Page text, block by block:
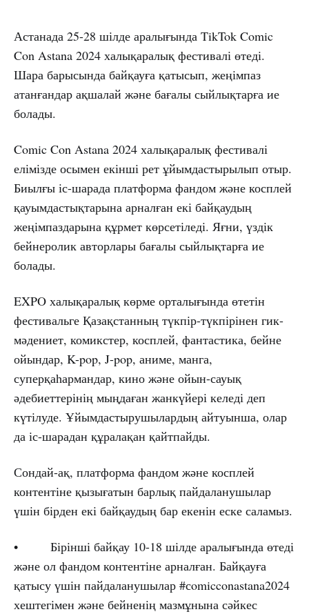
Астанада 25-28 шілде аралығында TikTok Comic
Con Astana 2024 халықаралық фестивалі өтеді.
Шара барысында байқауға қатысып, жеңімпаз
атанғандар ақшалай және бағалы сыйлықтарға ие
болады.
Comic Con Astana 2024 халықаралық фестивалі
елімізде осымен екінші рет ұйымдастырылып отыр.
Биылғы іс-шарада платформа фандом және косплей
қауымдастықтарына арналған екі байқаудың
жеңімпаздарына құрмет көрсетіледі. Яғни, үздік
бейнеролик авторлары бағалы сыйлықтарға ие
болады.
EXPO халықаралық көрме орталығында өтетін
фестивальге Қазақстанның түкпір-түкпірінен гик-
мәдениет, комикстер, косплей, фантастика, бейне
ойындар, K-pop, J-pop, аниме, манга,
суперқаһармандар, кино және ойын-сауық
әдебиеттерінің мыңдаған жанкүйері келеді деп
күтілуде. Ұйымдастырушылардың айтуынша, олар
да іс-шарадан құралақан қайтпайды.
Сондай-ақ, платформа фандом және косплей
контентіне қызығатын барлық пайдаланушылар
үшін бірден екі байқаудың бар екенін еске саламыз.
• Бірінші байқау 10-18 шілде аралығында өтеді
және ол фандом контентіне арналған. Байқауға
қатысу үшін пайдаланушылар #сomicconastana2024
хештегімен және бейненің мазмұнына сәйкес